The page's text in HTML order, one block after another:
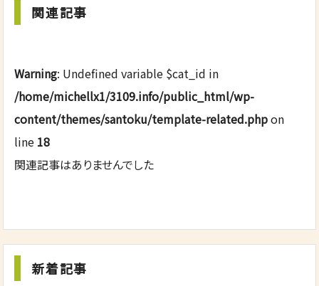
関連記事
Warning: Undefined variable $cat_id in
/home/michellx1/3109.info/public_html/wp-
content/themes/santoku/template-related.phpon
line 18
関連記事はありませんでした
新着記事